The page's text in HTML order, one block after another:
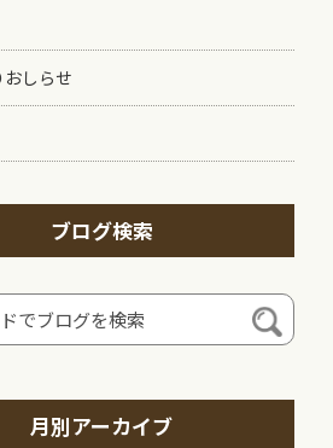
しらせ
ブログ検索
月別アーカイブ